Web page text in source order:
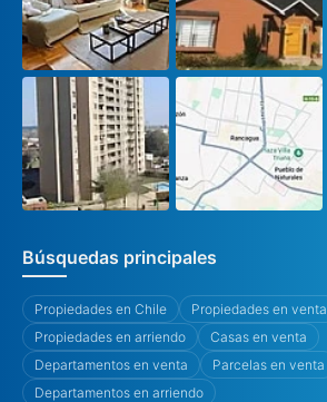
Búsquedas principales
Propiedades en Chile
Propiedades en venta
Propiedades en arriendo
Casas en venta
Departamentos en venta
Parcelas en venta
Departamentos en arriendo